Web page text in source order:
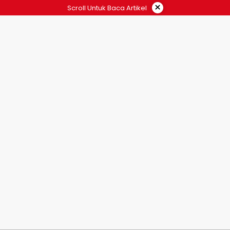
Scroll Untuk Baca Artikel ×